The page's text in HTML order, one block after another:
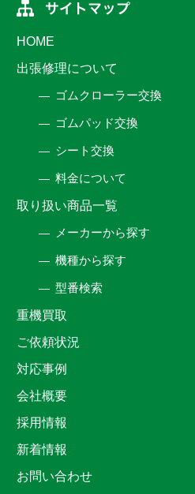
HOME
出張修理について
ゴムクローラー交換
ゴムパッド交換
シート交換
料金について
取り扱い商品一覧
メーカーから探す
機種から探す
型番検索
重機買取
ご依頼状況
対応事例
会社概要
採用情報
新着情報
お問い合わせ